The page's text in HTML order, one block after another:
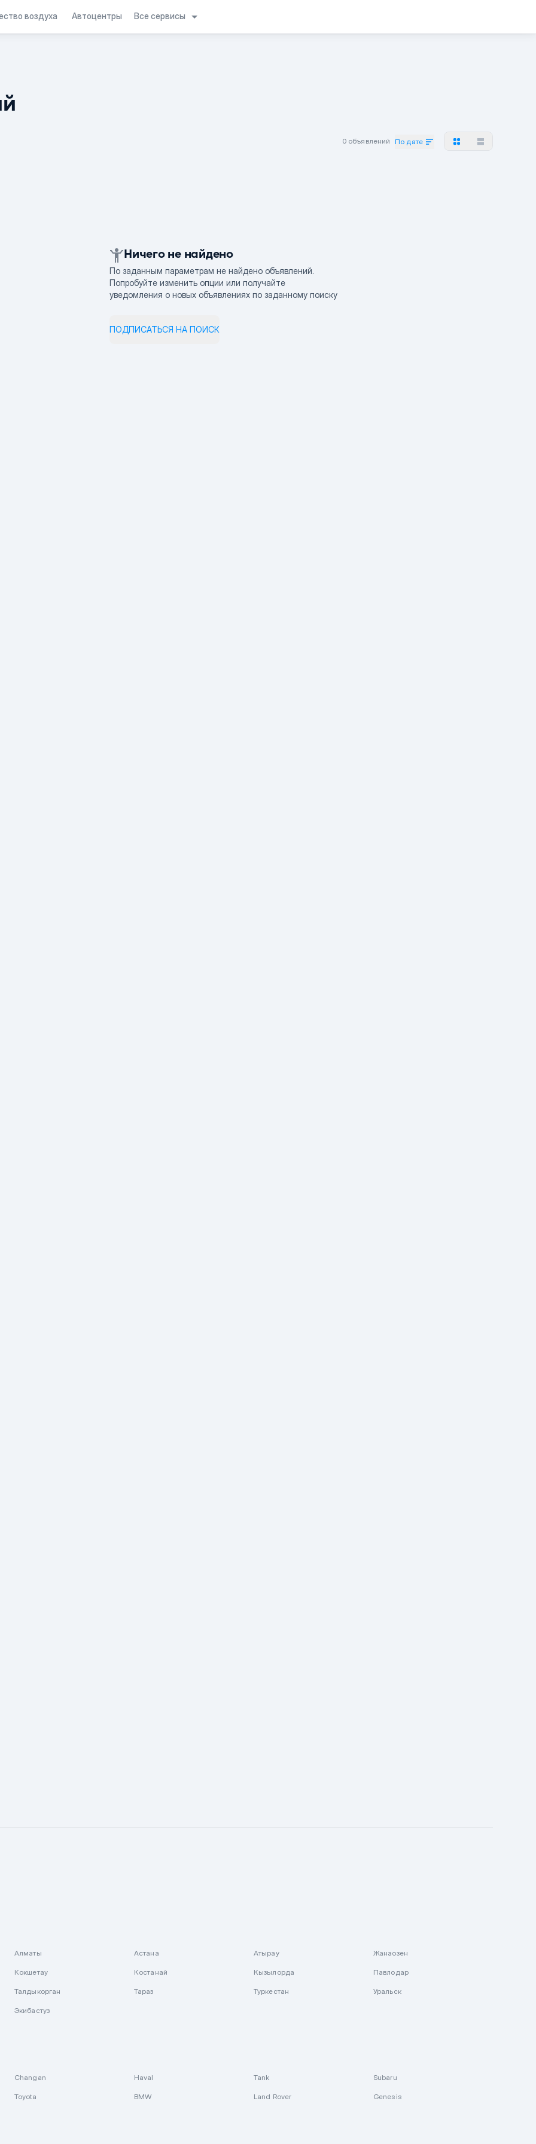
воздуха Автоцентры Все сервисы
0 объявлений По дате
Ничего не найдено
По заданным параметрам не найдено объявлений.
Попробуйте изменить опции или получайте
уведомления о новых объявлениях по заданному поиску
ПОДПИСАТЬСЯ НА ПОИСК
Алматы Астана Атырау Жанаозен
Кокшетау Костанай Кызылорда Павлодар
Талдыкорган Тараз Туркестан Уральск
Экибастуз
Changan Haval Tank Subaru
Toyota BMW Land Rover Genesis